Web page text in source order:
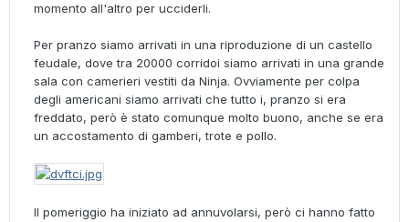
momento all'altro per ucciderli.
Per pranzo siamo arrivati in una riproduzione di un castello
feudale, dove tra 20000 corridoi siamo arrivati in una grande
sala con camerieri vestiti da Ninja. Ovviamente per colpa
degli americani siamo arrivati che tutto i, pranzo si era
freddato, però è stato comunque molto buono, anche se era
un accostamento di gamberi, trote e pollo.
Il pomeriggio ha iniziato ad annuvolarsi, però ci hanno fatto